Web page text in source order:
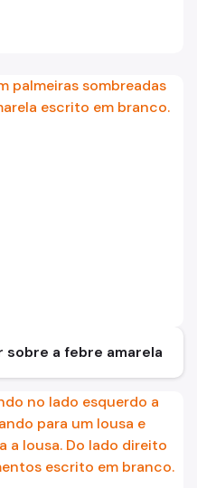
inferior. Ao centro
a febre amarela